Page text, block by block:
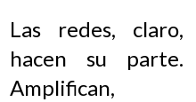
Las redes, claro,
hacen su parte.
Amplifican,